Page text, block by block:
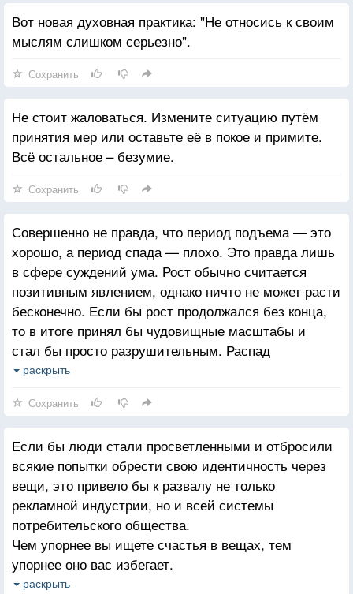
Вот новая духовная практика: "Не относись к своим
мыслям слишком серьезно".
Сохранить
Не стоит жаловаться. Измените ситуацию путём
принятия мер или оставьте её в покое и примите.
Всё остальное – безумие.
Сохранить
Совершенно не правда, что период подъема — это
хорошо, а период спада — плохо. Это правда лишь
в сфере суждений ума. Рост обычно считается
позитивным явлением, однако ничто не может расти
бесконечно. Если бы рост продолжался без конца,
то в итоге принял бы чудовищные масштабы и
стал бы просто разрушительным. Распад
необходим для того, чтобы был возможен новый
Сила момента сейчас!
раскрыть
Сохранить
Если бы люди стали просветленными и отбросили
всякие попытки обрести свою идентичность через
вещи, это привело бы к развалу не только
рекламной индустрии, но и всей системы
потребительского общества.
Чем упорнее вы ищете счастья в вещах, тем
упорнее оно вас избегает.
Все, что находится за пределами вас, может
раскрыть